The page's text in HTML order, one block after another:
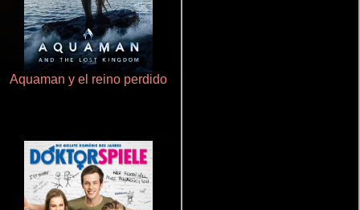
Aquaman y el reino perdido